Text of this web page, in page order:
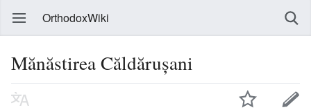
OrthodoxWiki
Mănăstirea Căldărușani